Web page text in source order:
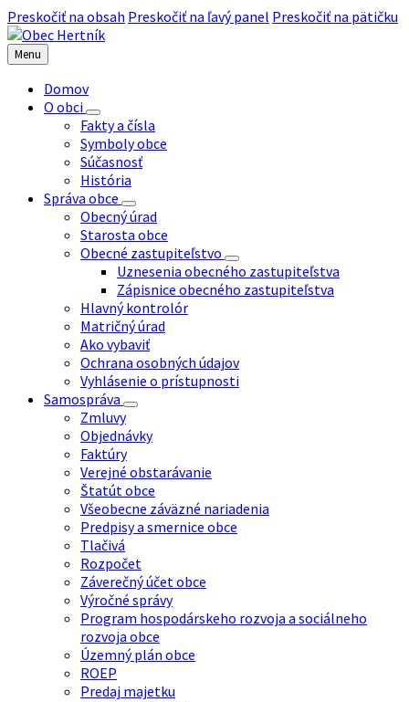
Preskočiť na obsah Preskočiť na ľavý panel Preskočiť na pätičku
Menu
Domov
O obci
Fakty a čísla
Symboly obce
Súčasnosť
História
Správa obce
Obecný úrad
Starosta obce
Obecné zastupiteľstvo
Uznesenia obecného zastupiteľstva
Zápisnice obecného zastupiteľstva
Hlavný kontrolór
Matričný úrad
Ako vybaviť
Ochrana osobných údajov
Vyhlásenie o prístupnosti
Samospráva
Zmluvy
Objednávky
Faktúry
Verejné obstarávanie
Štatút obce
Všeobecne záväzné nariadenia
Predpisy a smernice obce
Tlačivá
Rozpočet
Záverečný účet obce
Výročné správy
Program hospodárskeho rozvoja a sociálneho
rozvoja obce
Územný plán obce
ROEP
Predaj majetku